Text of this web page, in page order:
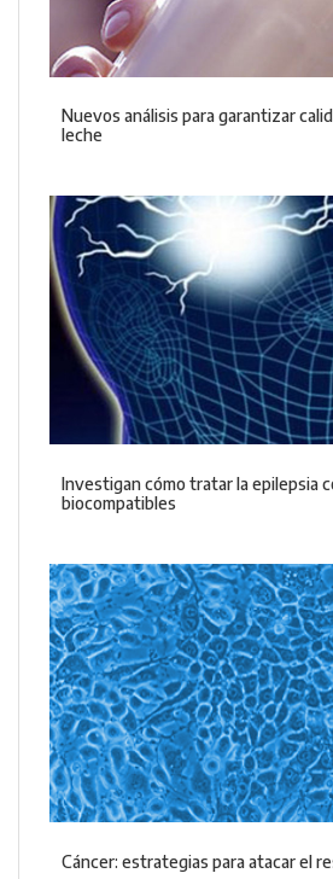
Nuevos análisis para garantizar
leche
Investigan cómo tratar la epilepsia
biocompatibles
Cáncer: estrategias para atacar el